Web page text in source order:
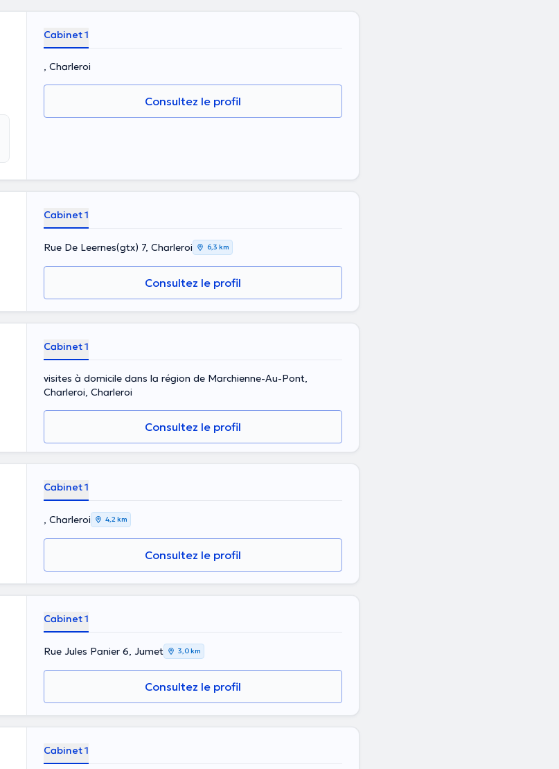
Cabinet 1
, Charleroi
Consultez le profil
Cabinet 1
Rue De Leernes(gtx) 7, Charleroi 6,3 km
Consultez le profil
Cabinet 1
visites à domicile dans la région de Marchienne-Au-Pont,
Charleroi, Charleroi
Consultez le profil
Cabinet 1
, Charleroi 4,2 km
Consultez le profil
Cabinet 1
Rue Jules Panier 6, Jumet 3,0 km
Consultez le profil
Cabinet 1